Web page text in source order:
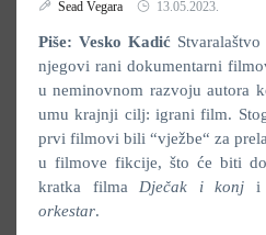
Sead Vegara 13.05.2023.
Piše: Vesko Kadić
njegovi rani dokumentarni
u neminovnom razvoju autora
umu krajnji cilj: igrani film.
prvi filmovi bili “vježbe“ za
u filmove fikcije, što će biti
kratka filma Dječak i konj i
orkestar.